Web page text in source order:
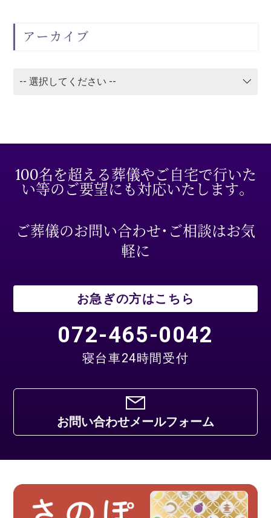
アーカイブ
100名を超える葬儀やご自宅で行いた
い等のご要望にも対応いたします。
ご葬儀のお問い合わせ・ご相談はお気
軽に
お急ぎの方はこちら
072-465-0042
寝台車24時間受付
お問い合わせメールフォーム